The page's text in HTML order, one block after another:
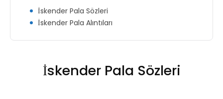
İskender Pala Sözleri
İskender Pala Alıntıları
İskender Pala Sözleri